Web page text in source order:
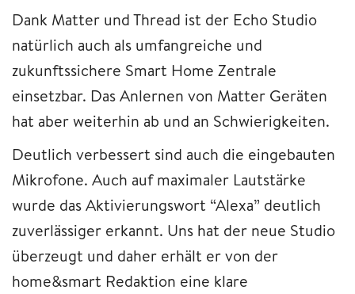
Dank Matter und Thread ist der Echo Studio
natürlich auch als umfangreiche und
zukunftssichere Smart Home Zentrale
einsetzbar. Das Anlernen von Matter Geräten
hat aber weiterhin ab und an Schwierigkeiten.
Deutlich verbessert sind auch die eingebauten
Mikrofone. Auch auf maximaler Lautstärke
wurde das Aktivierungswort “Alexa” deutlich
zuverlässiger erkannt. Uns hat der neue Studio
überzeugt und daher erhält er von der
home&smart Redaktion eine klare